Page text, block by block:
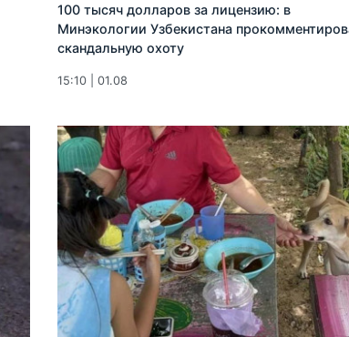
100 тысяч долларов за лицензию: в
Минэкологии Узбекистана
скандальную охоту
15:10 | 01.08